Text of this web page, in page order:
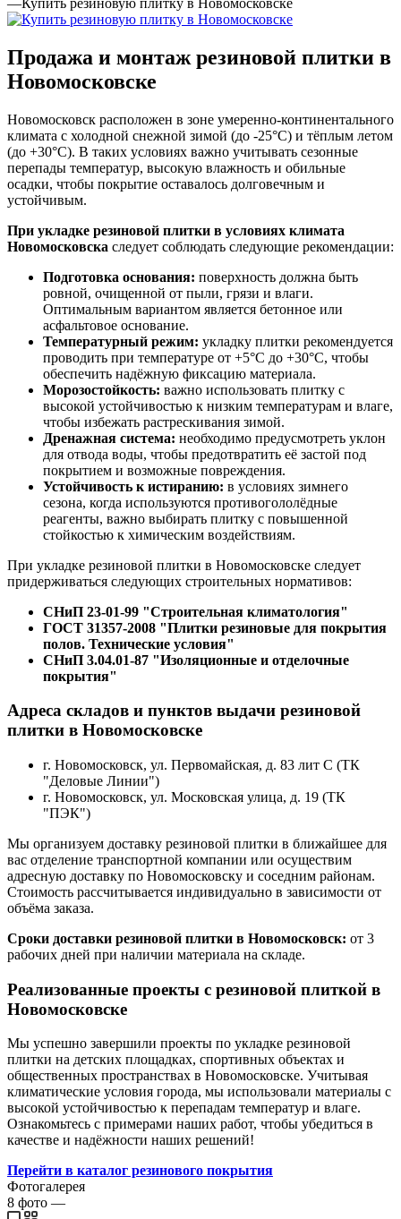
Продажа и монтаж резиновой плитки в
Новомосковске
Новомосковск расположен в зоне умеренно-континентального
климата с холодной снежной зимой (до -25°C) и тёплым летом
(до +30°C). В таких условиях важно учитывать сезонные
перепады температур, высокую влажность и обильные
осадки, чтобы покрытие оставалось долговечным и
устойчивым.
При укладке резиновой плитки в условиях климата
Новомосковска следует соблюдать следующие рекомендации:
Подготовка основания: поверхность должна быть
ровной, очищенной от пыли, грязи и влаги.
Оптимальным вариантом является бетонное или
асфальтовое основание.
Температурный режим: укладку плитки рекомендуется
проводить при температуре от +5°C до +30°C, чтобы
обеспечить надёжную фиксацию материала.
Морозостойкость: важно использовать плитку с
высокой устойчивостью к низким температурам и влаге,
чтобы избежать растрескивания зимой.
Дренажная система: необходимо предусмотреть уклон
для отвода воды, чтобы предотвратить её застой под
покрытием и возможные повреждения.
Устойчивость к истиранию: в условиях зимнего
сезона, когда используются противогололёдные
реагенты, важно выбирать плитку с повышенной
стойкостью к химическим воздействиям.
При укладке резиновой плитки в Новомосковске следует
придерживаться следующих строительных нормативов:
СНиП 23-01-99 "Строительная климатология"
ГОСТ 31357-2008 "Плитки резиновые для покрытия
полов. Технические условия"
СНиП 3.04.01-87 "Изоляционные и отделочные
покрытия"
Адреса складов и пунктов выдачи резиновой
плитки в Новомосковске
г. Новомосковск, ​ул. Первомайская, д. 83 лит С (ТК
"Деловые Линии")
г. Новомосковск, ул. ​Московская улица, д. 19 (ТК
"ПЭК")
Мы организуем доставку резиновой плитки в ближайшее для
вас отделение транспортной компании или осуществим
адресную доставку по Новомосковску и соседним районам.
Стоимость рассчитывается индивидуально в зависимости от
объёма заказа.
Сроки доставки резиновой плитки в Новомосковск: от 3
рабочих дней при наличии материала на складе.
Реализованные проекты с резиновой плиткой в
Новомосковске
Мы успешно завершили проекты по укладке резиновой
плитки на детских площадках, спортивных объектах и
общественных пространствах в Новомосковске. Учитывая
климатические условия города, мы использовали материалы с
высокой устойчивостью к перепадам температур и влаге.
Ознакомьтесь с примерами наших работ, чтобы убедиться в
качестве и надёжности наших решений!
Перейти в каталог резинового покрытия
Фотогалерея
8 фото —